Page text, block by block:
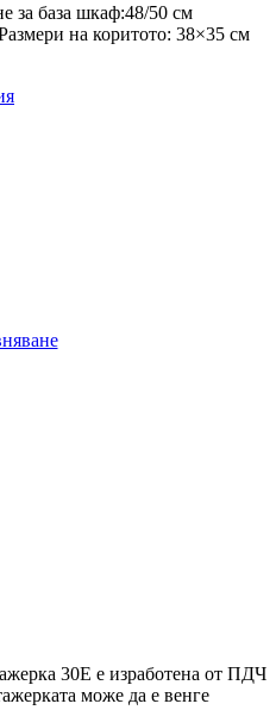
за база шкаф:48/50 см
на коритото: 38×35 см
30Е е изработена от ПДЧ
може да е венге